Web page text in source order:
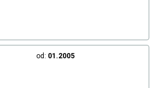
od: 01.2005